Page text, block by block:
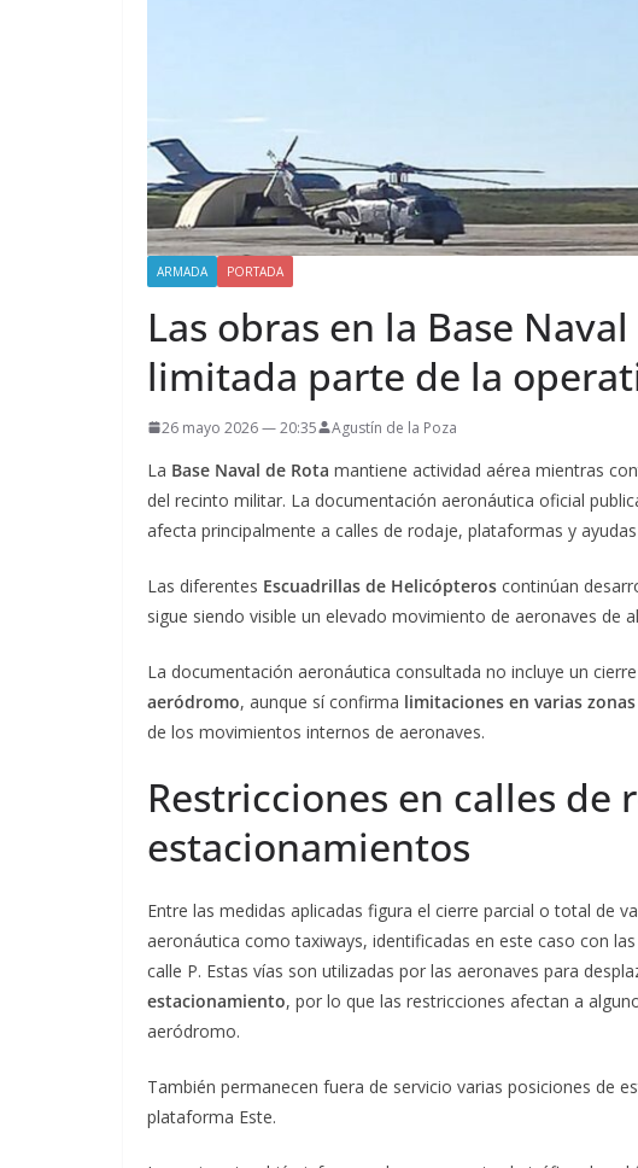
ARMADA PORTADA
Las obras en la Base
limitada parte de la
26 mayo 2026 — 20:35 Agustín de la Poza
La Base Naval de Rota mantiene actividad aérea mientras
del recinto militar. La documentación aeronáutica oficial
afecta principalmente a calles de rodaje, plataformas y
Las diferentes Escuadrillas de Helicópteros continúan
sigue siendo visible un elevado movimiento de aeronaves de
La documentación aeronáutica consultada no incluye un
aeródromo, aunque sí confirma limitaciones en varias
de los movimientos internos de aeronaves.
Restricciones en calles de
estacionamientos
Entre las medidas aplicadas figura el cierre parcial o total de
aeronáutica como taxiways, identificadas en este caso con
calle P. Estas vías son utilizadas por las aeronaves para
estacionamiento, por lo que las restricciones afectan a
aeródromo.
También permanecen fuera de servicio varias posiciones de
plataforma Este.